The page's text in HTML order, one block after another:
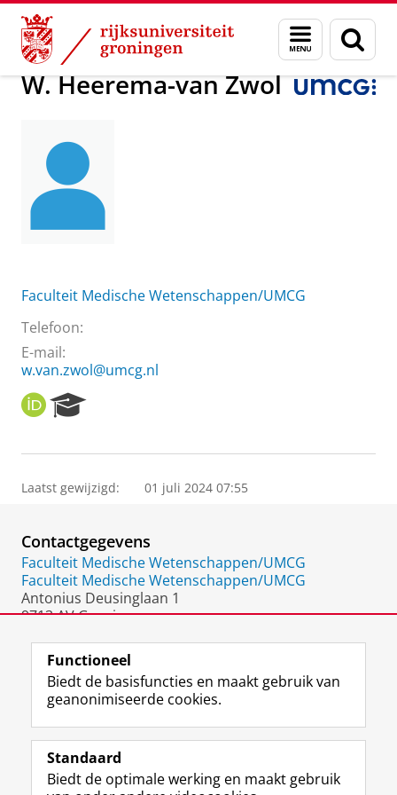
Skip
Content
Skip
Navigation
Menu
en
zoeken
Over ons W. Heerema-van Zwol
W. Heerema-van Zwol
Faculteit Medische Wetenschappen/UMCG
Telefoon:
E-mail:
w.van.zwol@umcg.nl
O
R
I
e
r
P
o
r
t
a
Laatst gewijzigd: 01 juli 2024 07:55
Contactgegevens
Faculteit Medische Wetenschappen/UMCG
Faculteit Medische Wetenschappen/UMCG
Antonius Deusinglaan 1
9713 AV Groningen
Volg de RUG
F
a
e
L
i
k
R
S
-
I
n
t
Y
o
T
Studiekiezers
Functioneel
Biedt de basisfuncties en maakt gebruik van
geanonimiseerde cookies.
Standaard
Biedt de optimale werking en maakt gebruik